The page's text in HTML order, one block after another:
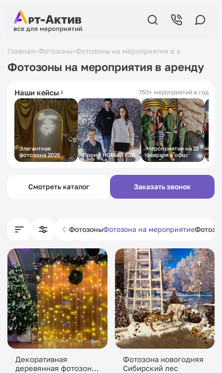
Главная>Фотозоны>Фотозоны на мероприятия в аренду
Фотозоны на мероприятия в аренду
Наши кейсы 750+ мероприятий в год
Элегантная
фотозона 2026
Промо НОВЫЙ ГОД
Мероприятие на 23
февраля в офис
Смотреть каталог Заказать звонок
ФотозоныФотозона на мероприятие
Декоративная
деревянная фотозона
Фотозона новогодняя
Сибирский лес